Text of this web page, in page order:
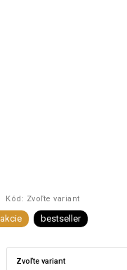
Kód: Zvoľte variant
akcie bestseller